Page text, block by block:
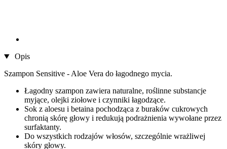
Opis
Szampon Sensitive - Aloe Vera do łagodnego mycia.
Łagodny szampon zawiera naturalne, roślinne substancje
myjące, olejki ziołowe i czynniki łagodzące.
Sok z aloesu i betaina pochodząca z buraków cukrowych
chronią skórę głowy i redukują podrażnienia wywołane przez
surfaktanty.
Do wszystkich rodzajów włosów, szczególnie wrażliwej
skóry głowy.